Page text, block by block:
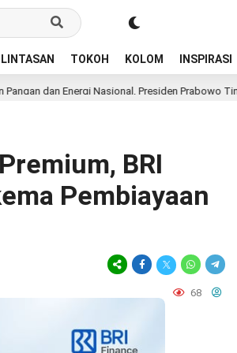
LINTASAN TOKOH KOLOM INSPIRASI
Nasional, Presiden Prabowo Tinjau Hilirisasi
BRI
Pembiayaan
68